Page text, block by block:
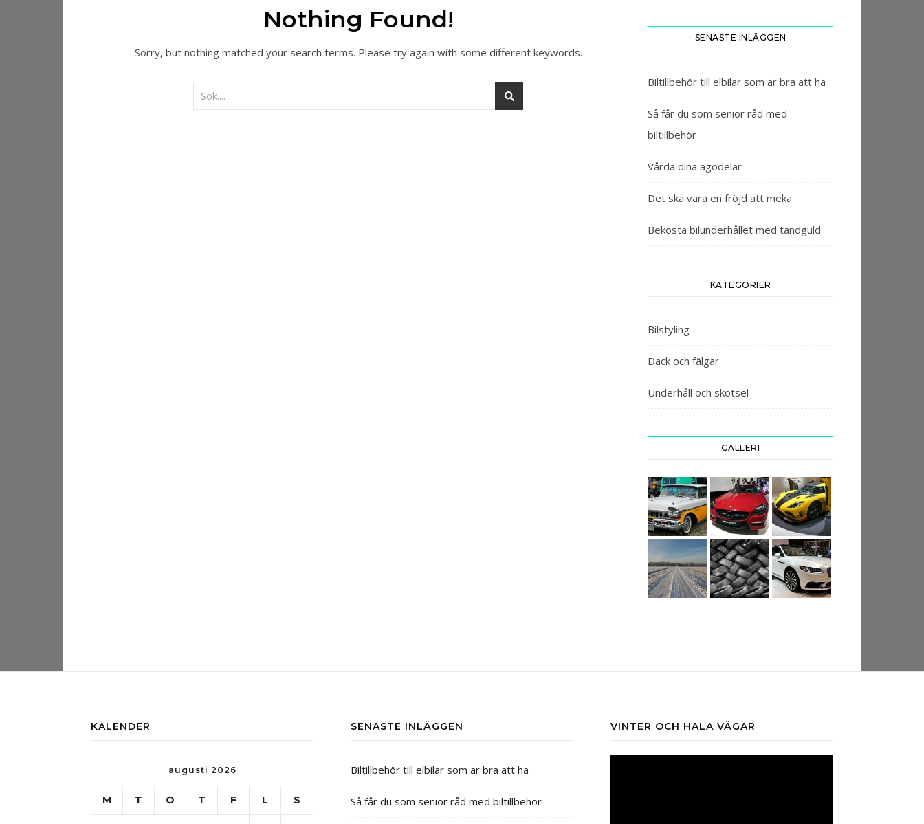
Nothing Found!
Sorry, but nothing matched your search terms. Please try again with some different keywords.
SENASTE INLÄGGEN
Biltillbehör till elbilar som är bra att ha
Så får du som senior råd med
biltillbehör
Vårda dina ägodelar
Det ska vara en fröjd att meka
Bekosta bilunderhållet med tandguld
KATEGORIER
Bilstyling
Däck och fälgar
Underhåll och skötsel
GALLERI
KALENDER
augusti 2026
M T O T F L S
SENASTE INLÄGGEN
Biltillbehör till elbilar som är bra att ha
Så får du som senior råd med biltillbehör
VINTER OCH HALA VÄGAR